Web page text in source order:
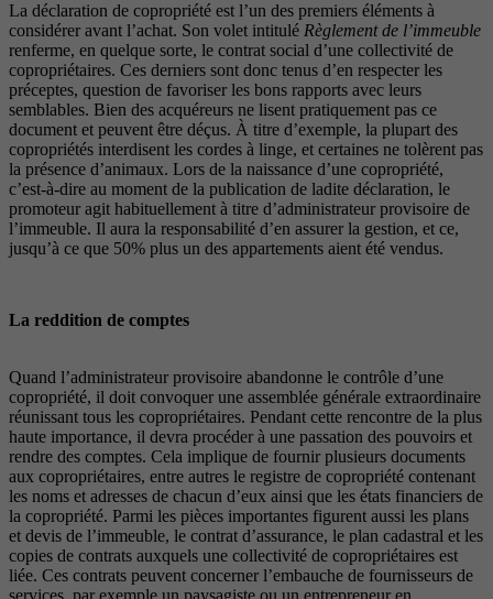
La déclaration de copropriété est l’un des premiers éléments à
considérer avant l’achat. Son volet intitulé Règlement de l’immeuble
renferme, en quelque sorte, le contrat social d’une collectivité de
copropriétaires. Ces derniers sont donc tenus d’en respecter les
préceptes, question de favoriser les bons rapports avec leurs
semblables. Bien des acquéreurs ne lisent pratiquement pas ce
document et peuvent être déçus. À titre d’exemple, la plupart des
copropriétés interdisent les cordes à linge, et certaines ne tolèrent pas
la présence d’animaux. Lors de la naissance d’une copropriété,
c’est-à-dire au moment de la publication de ladite déclaration, le
promoteur agit habituellement à titre d’administrateur provisoire de
l’immeuble. Il aura la responsabilité d’en assurer la gestion, et ce,
jusqu’à ce que 50% plus un des appartements aient été vendus.
La reddition de comptes
Quand l’administrateur provisoire abandonne le contrôle d’une
copropriété, il doit convoquer une assemblée générale extraordinaire
réunissant tous les copropriétaires. Pendant cette rencontre de la plus
haute importance, il devra procéder à une passation des pouvoirs et
rendre des comptes. Cela implique de fournir plusieurs documents
aux copropriétaires, entre autres le registre de copropriété contenant
les noms et adresses de chacun d’eux ainsi que les états financiers de
la copropriété. Parmi les pièces importantes figurent aussi les plans
et devis de l’immeuble, le contrat d’assurance, le plan cadastral et les
copies de contrats auxquels une collectivité de copropriétaires est
liée. Ces contrats peuvent concerner l’embauche de fournisseurs de